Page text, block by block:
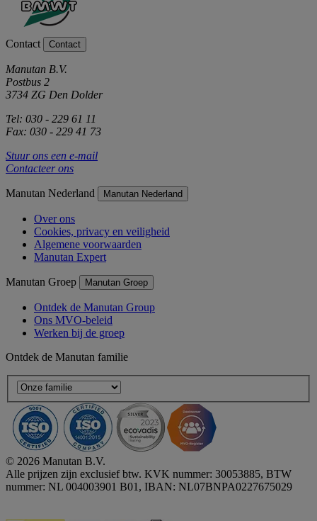
Contact Contact
Manutan B.V.
Postbus 2
3734 ZG Den Dolder
Tel: 030 - 229 61 11
Fax: 030 - 229 41 73
Stuur ons een e-mail
Contacteer ons
Manutan Nederland Manutan Nederland
Over ons
Cookies, privacy en veiligheid
Algemene voorwaarden
Manutan Expert
Manutan Groep Manutan Groep
Ontdek de Manutan Group
Ons MVO-beleid
Werken bij de groep
Ontdek de Manutan familie
© 2026 Manutan B.V.
Alle prijzen zijn exclusief btw. KVK nummer: 30053885, BTW
nummer: NL 004003901 B01, IBAN: NL07BNPA0227675029